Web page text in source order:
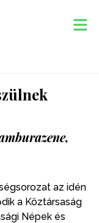
az idén
a Köztársaság
Népek és